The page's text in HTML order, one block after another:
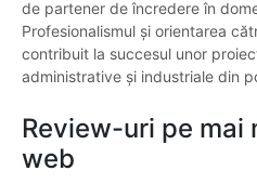
de partener de încredere în
Profesionalismul și orientarea
contribuit la succesul unor
administrative și industriale din
Review-uri pe mai
web